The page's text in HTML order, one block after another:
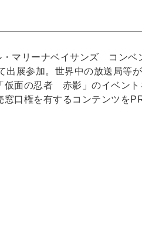
マリーナベイサンズ コンベ
展参加。世界中の放送局等
仮面の忍者 赤影」のイベント
口権を有するコンテンツを